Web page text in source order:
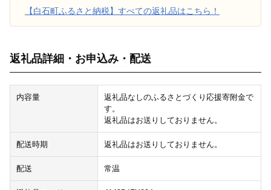
【白石町ふるさと納税】すべての返礼品はこちら！
返礼品詳細・お申込み・配送
内容量
返礼品なしのふるさとづくり応援寄附金で
す。
返礼品はお送りしておりません。
配送時期 返礼品はお送りしておりません。
配送 常温